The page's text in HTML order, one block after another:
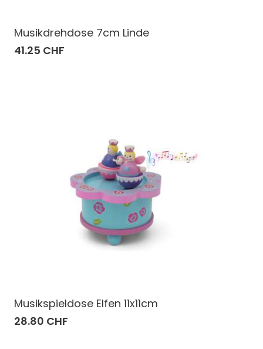
Musikdrehdose 7cm Linde
41.25 CHF
Musikspieldose Elfen 11x11cm
28.80 CHF